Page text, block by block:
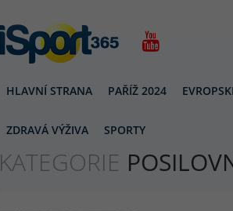
HLAVNÍ STRANA PAŘÍŽ 2024
ZDRAVÁ VÝŽIVA SPORTY
POSILOVNA
KATEGORIE